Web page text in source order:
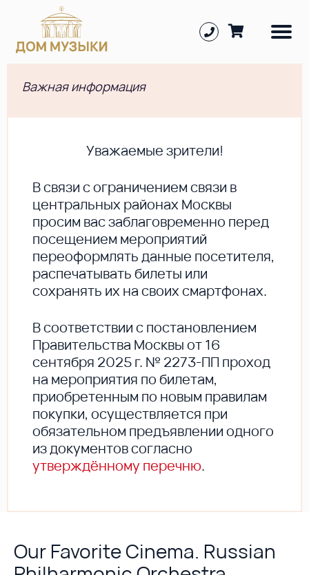
Важная информация
Уважаемые зрители!
В cвязи с ограничением связи в
центральных районах Москвы
просим вас заблаговременно перед
посещением мероприятий
переоформлять данные посетителя,
распечатывать билеты или
сохранять их на своих смартфонах.
В соответствии с постановлением
Правительства Москвы от 16
сентября 2025 г. № 2273-ПП проход
на мероприятия по билетам,
приобретенным по новым правилам
покупки, осуществляется при
обязательном предъявлении одного
из документов согласно
утверждённому перечню.
Our Favorite Cinema. Russian